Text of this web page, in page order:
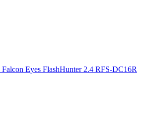
Eyes FlashHunter 2.4 RFS-DC16R